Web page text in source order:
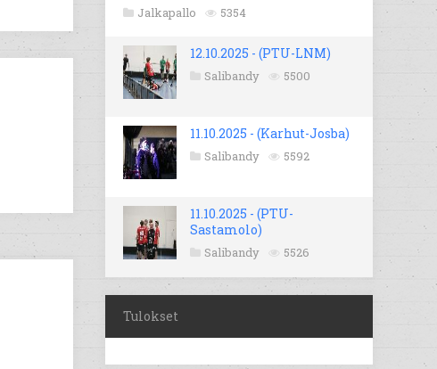
Jalkapallo 5354
12.10.2025 - (PTU-LNM)
Salibandy 5500
11.10.2025 - (Karhut-Josba)
Salibandy 5592
11.10.2025 - (PTU-
Sastamolo)
Salibandy 5526
Tulokset